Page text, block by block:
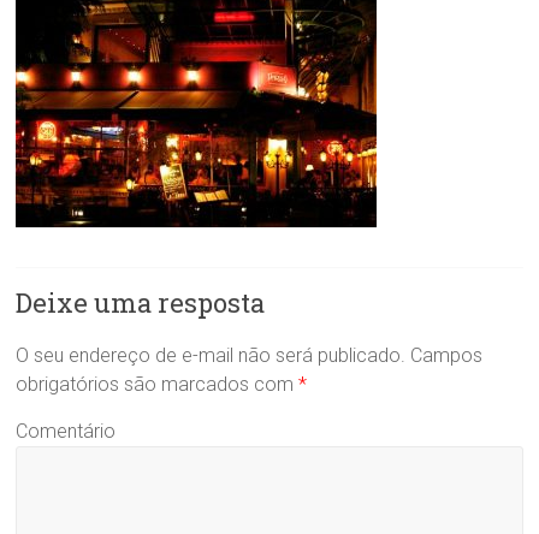
Deixe uma resposta
O seu endereço de e-mail não será publicado. Campos
obrigatórios são marcados com*
Comentário